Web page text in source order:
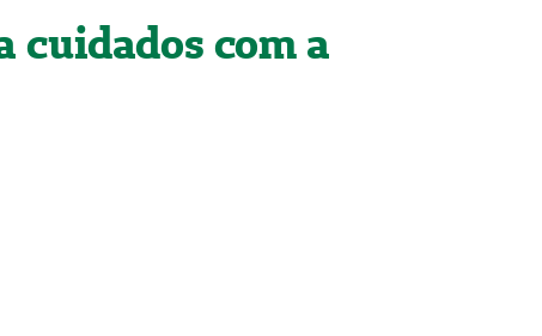
cuidados com a